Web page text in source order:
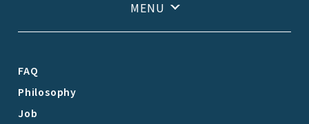
FAQ
Philosophy
Job